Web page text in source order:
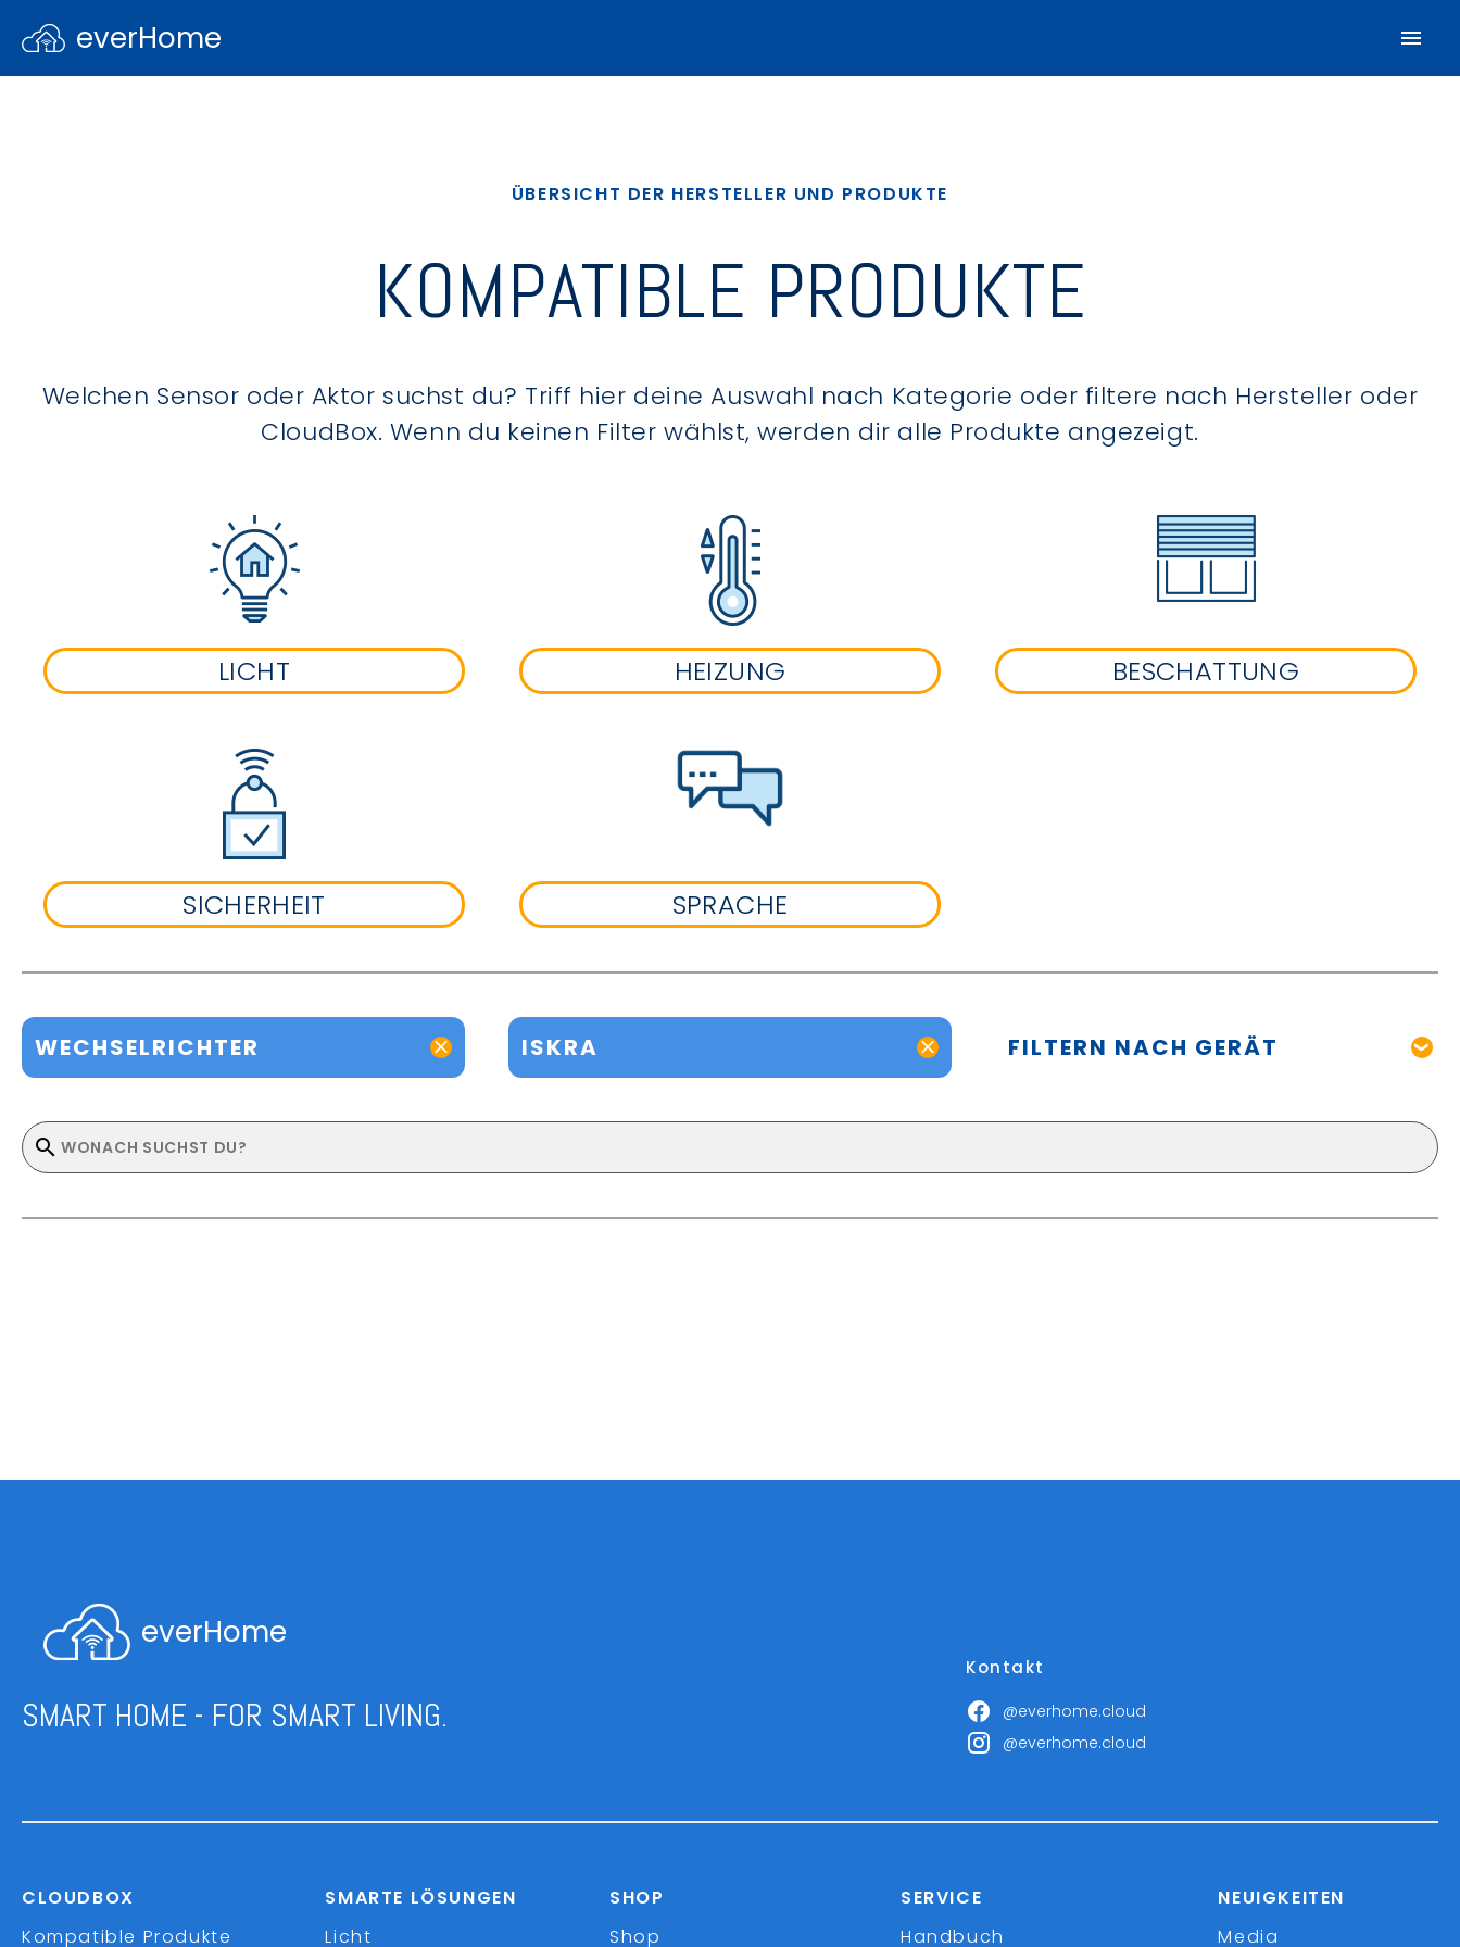
everHome
ÜBERSICHT DER HERSTELLER UND PRODUKTE
KOMPATIBLE PRODUKTE
Welchen Sensor oder Aktor suchst du? Triff hier deine Auswahl nach Kategorie oder filtere nach Hersteller oder
CloudBox. Wenn du keinen Filter wählst, werden dir alle Produkte angezeigt.
LICHT HEIZUNG BESCHATTUNG
SICHERHEIT SPRACHE
WECHSELRICHTER ISKRA FILTERN NACH GERÄT
everHome
SMART HOME - FOR SMART LIVING.
Kontakt
@everhome.cloud
@everhome.cloud
CLOUDBOX
Kompatible Produkte
SMARTE LÖSUNGEN
Licht
SHOP
Shop
SERVICE
Handbuch
NEUIGKEITEN
Media